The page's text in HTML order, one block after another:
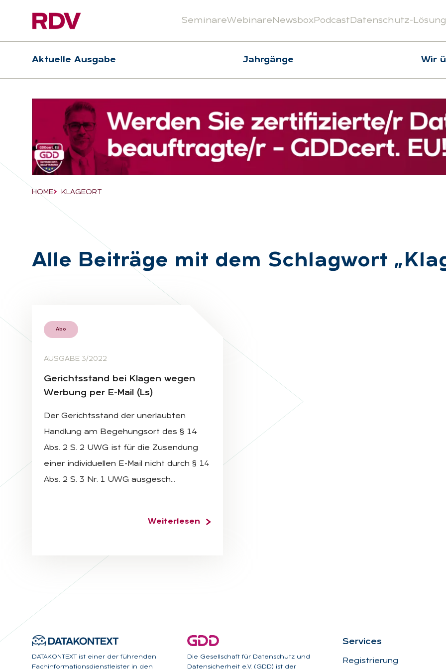
Suchfeld
SeminareWebinareNewsboxPodcastDatenschutz-
Hauptnavigation
Aktuelle Ausgabe Jahrgänge Wir
Breadcrumb-Navigation
HOME KLAGEORT
Alle Bei­trä­ge mit dem Schlag­wort
Abo
AUSGABE 3/2022
Ge­richts­stand bei Kla­gen we­gen
Wer­bung per E-Mail (Ls)
Der Gerichtsstand der unerlaubten
Handlung am Begehungsort des § 14
Abs. 2 S. 2 UWG ist für die Zusendung
einer individuellen E-Mail nicht durch § 14
Abs. 2 S. 3 Nr. 1 UWG ausgesch…
Weiterlesen
DATAKONTEXT ist einer der führenden
Fachinformationsdienstleister in den
Die Gesellschaft für Datenschutz und
Datensicherheit e.V. (GDD) ist der
Ser­vices
Registrierung